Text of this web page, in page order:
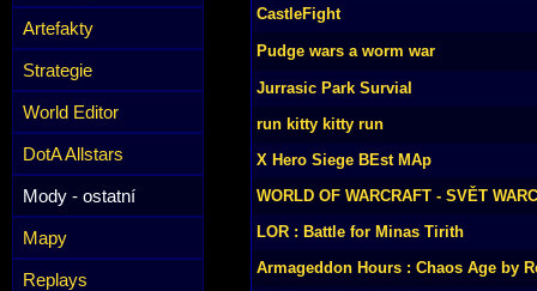
Artefakty
Strategie
World Editor
DotA Allstars
Mody - ostatní
Mapy
Replays
CastleFight
Pudge wars a worm war
Jurrasic Park Survial
run kitty kitty run
X Hero Siege BEst MAp
WORLD OF WARCRAFT - SVĚT
LOR : Battle for Minas Tirith
Armageddon Hours : Chaos Age by